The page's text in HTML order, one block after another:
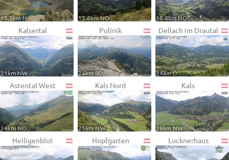
15.5km N 15.6km NO 18.4km NO
Kalsertal
21km NW
Polinik
24km SO
Dellach im Drautal
24km O
Astental West
24km NO
Kals Nord
25km NW
Kals
26km NW
Heiligenblut Hopfgarten Lucknerhaus